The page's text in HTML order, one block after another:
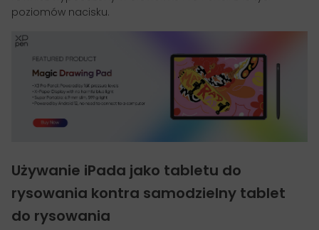
poziomów nacisku.
Używanie iPada jako tabletu do
rysowania kontra samodzielny tablet
do rysowania